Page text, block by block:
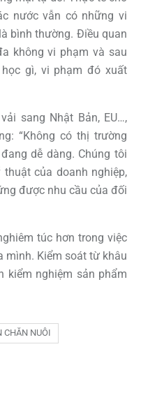
nước vẫn có những vi
bình thường. Điều quan
không vi phạm và sau
gì, vi phạm đó xuất
sang Nhật Bản, EU…,
“Không có thị trường
dễ dàng. Chúng tôi
của doanh nghiệp,
được nhu cầu của đối
túc hơn trong việc
mình. Kiểm soát từ khâu
kiểm nghiệm sản phẩm
CHĂN NUÔI